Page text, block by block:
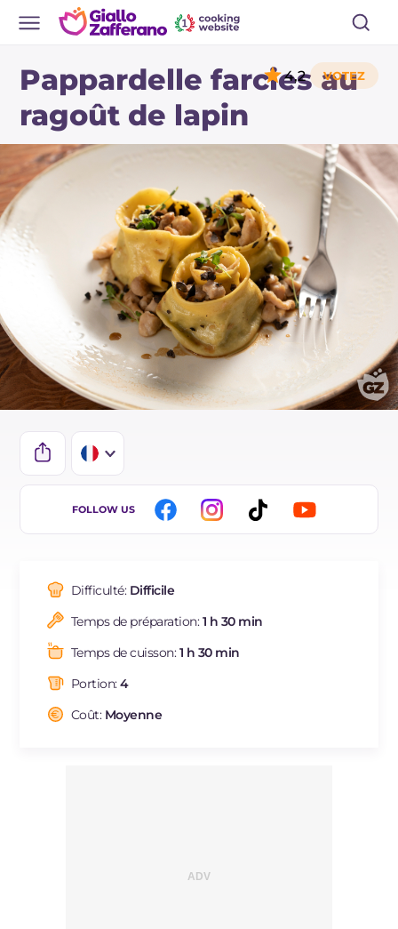
Pappardelle farcies au
ragoût de lapin
4,2
IT
DE
BR
NL
FOLLOW US
Difficulté: Difficile
Temps de préparation:1 h 30 min
Temps de cuisson:1 h 30 min
Portion:4
Coût: Moyenne